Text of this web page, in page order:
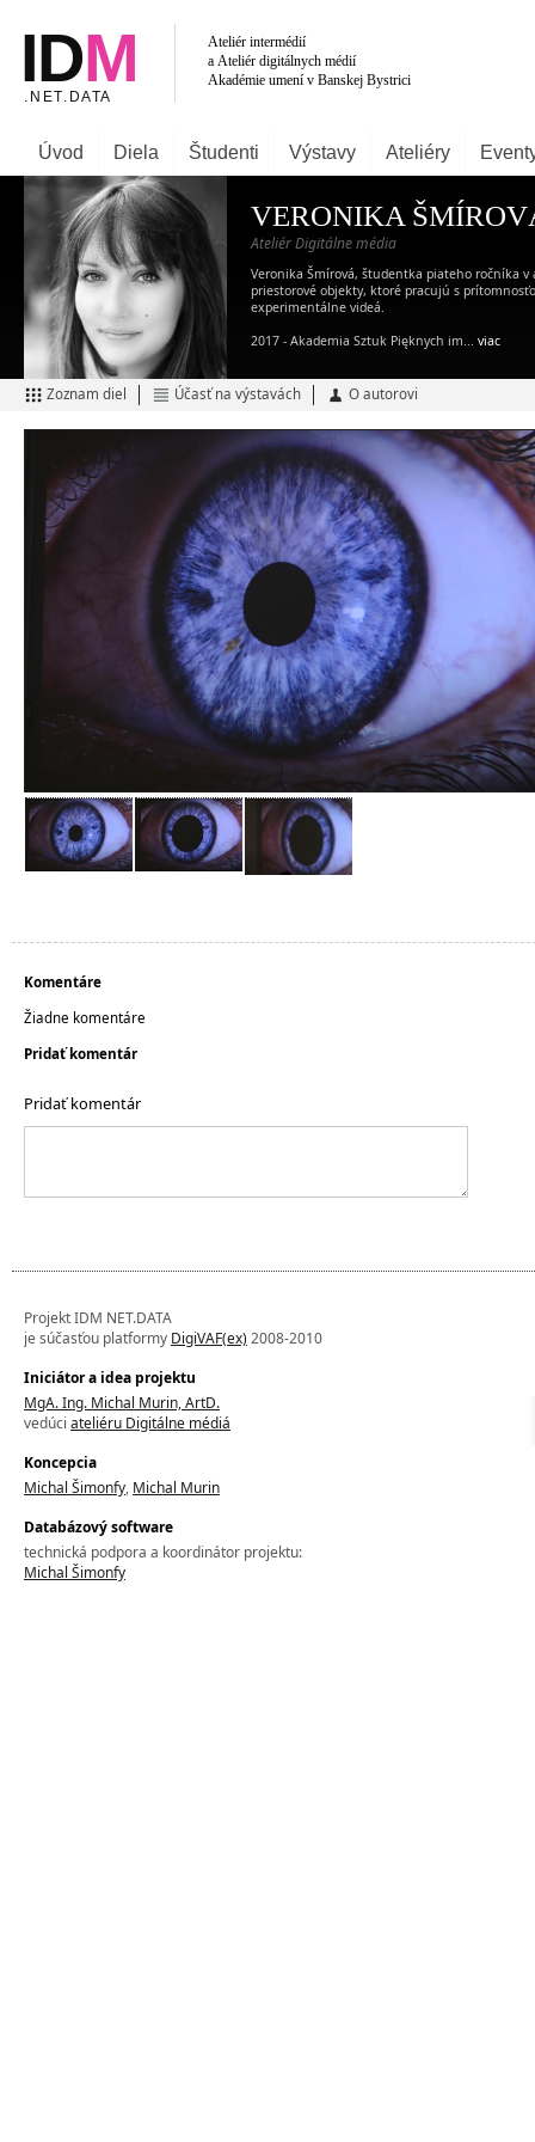
Úvod Diela Študenti Výstavy Ateliéry
VERONIKA
Ateliér Digitálne média
Veronika Šmírová, študentka piateho ročníka
priestorové objekty, ktoré pracujú s
experimentálne videá.
2017 - Akademia Sztuk Pięknych im... viac
Zoznam diel Účasť na výstavách O autorovi
Komentáre
Žiadne komentáre
Pridať komentár
Pridať komentár
Projekt IDM NET.DATA
je súčasťou platformy DigiVAF(ex)2008-2010
Iniciátor a idea projektu
MgA. Ing. Michal Murin, ArtD.
vedúci ateliéru Digitálne médiá
Koncepcia
Michal Šimonfy, Michal Murin
Databázový software
technická podpora a koordinátor projektu:
Michal Šimonfy